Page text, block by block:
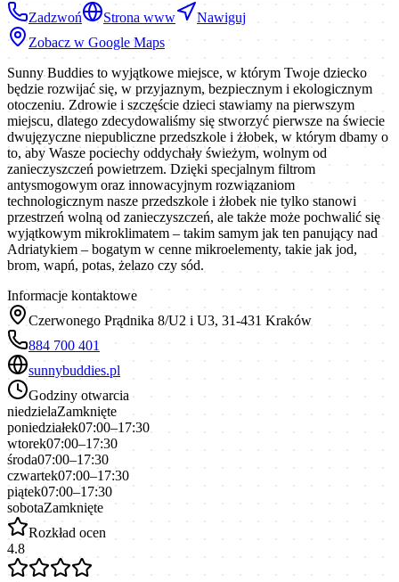
Zadzwoń Strona www
Nawiguj
Zobacz w Google Maps
Sunny Buddies to wyjątkowe miejsce, w którym Twoje dziecko
będzie rozwijać się, w przyjaznym, bezpiecznym i ekologicznym
otoczeniu. Zdrowie i szczęście dzieci stawiamy na pierwszym
miejscu, dlatego zdecydowaliśmy się stworzyć pierwsze na świecie
dwujęzyczne niepubliczne przedszkole i żłobek, w którym dbamy o
to, aby Wasze pociechy oddychały świeżym, wolnym od
zanieczyszczeń powietrzem. Dzięki specjalnym filtrom
antysmogowym oraz innowacyjnym rozwiązaniom
technologicznym nasze przedszkole i żłobek nie tylko stanowi
przestrzeń wolną od zanieczyszczeń, ale także może pochwalić się
wyjątkowym mikroklimatem – takim samym jak ten panujący nad
Adriatykiem – bogatym w cenne mikroelementy, takie jak jod,
brom, wapń, potas, żelazo czy sód.
Informacje kontaktowe
Czerwonego Prądnika 8/U2 i U3, 31-431 Kraków
884 700 401
sunnybuddies.pl
Godziny otwarcia
niedzielaZamknięte
poniedziałek07:00–17:30
wtorek07:00–17:30
środa07:00–17:30
czwartek07:00–17:30
piątek07:00–17:30
sobotaZamknięte
Rozkład ocen
4.8